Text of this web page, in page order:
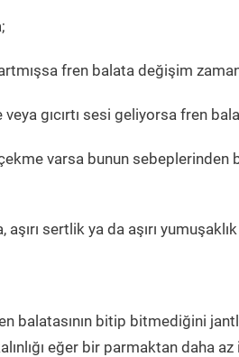
fren balata değişim
gıcırtı sesi geliyorsa fren
varsa bunun
sertlik ya da aşırı
balatasının bitip bitmediğini
eğer bir parmaktan daha